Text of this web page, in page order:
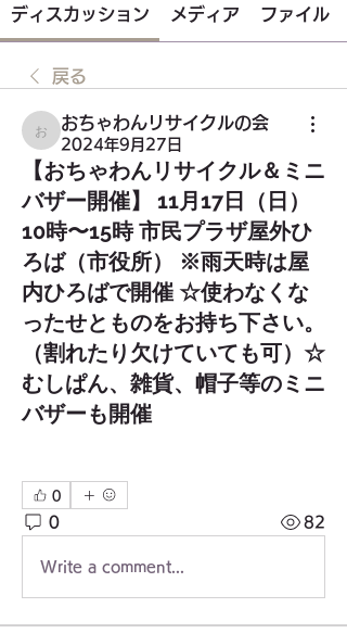
ディスカッション メディア ファイル
戻る
おちゃわんリサイクルの会
おちゃわんリサイクルの会
2024年9月27日
【おちゃわんリサイクル＆ミニ
バザー開催】 11月17日（日）
10時〜15時 市民プラザ屋外ひ
ろば（市役所） ※雨天時は屋
内ひろばで開催 ☆使わなくな
ったせとものをお持ち下さい。
（割れたり欠けていても可）☆
むしぱん、雑貨、帽子等のミニ
バザーも開催
0
0 82
Write a comment...